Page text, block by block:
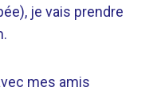
je vais prendre
mes amis